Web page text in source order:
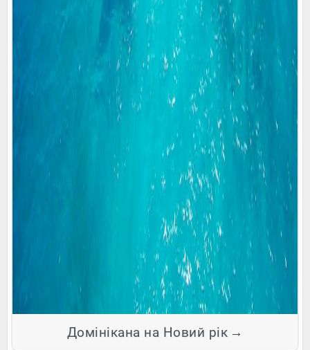
Домінікана на Новий рік